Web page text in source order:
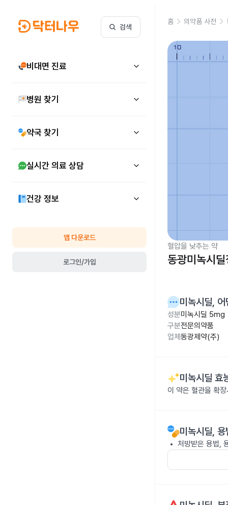
검색
비대면 진료
병원 찾기
약국 찾기
실시간 의료 상담
건강 정보
앱 다운로드
로그인/가입
홈 의약품 사전
혈압을 낮추는 약
동광미녹시
미녹시딜, 어
성분미녹시딜 5mg
구분전문의약품
업체 동광제약(주)
미녹시딜 효
이 약은 혈관을 확
미녹시딜, 용
처방받은 용법,